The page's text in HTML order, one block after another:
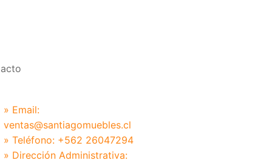
» Email:
ventas@santiagomuebles.cl
» Teléfono: +562 26047294
» Dirección Administrativa: